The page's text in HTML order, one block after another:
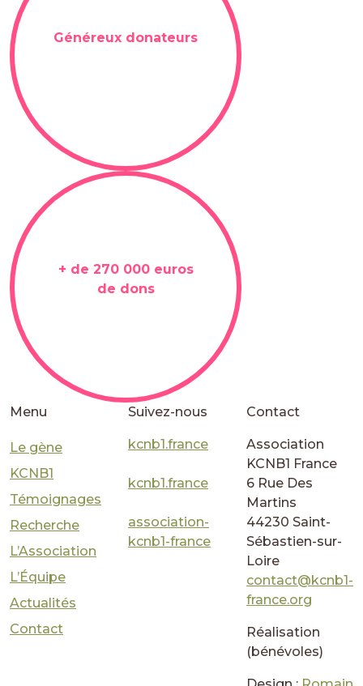
Généreux donateurs
+ de 270 000 euros
de dons
Menu
Le gène
KCNB1
Témoignages
Recherche
L’Association
L’Équipe
Actualités
Contact
Suivez-nous
kcnb1.france
kcnb1.france
association-
kcnb1-france
Contact
Association
KCNB1 France
6 Rue Des
Martins
44230 Saint-
Sébastien-sur-
Loire
contact@kcnb1-
france.org
Réalisation
(bénévoles)